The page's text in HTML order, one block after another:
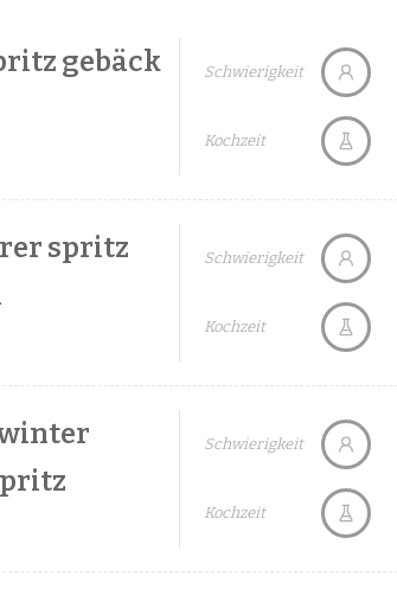
gebäck Schwierigkeit
Kochzeit
spritz
Schwierigkeit
Kochzeit
Schwierigkeit
Kochzeit